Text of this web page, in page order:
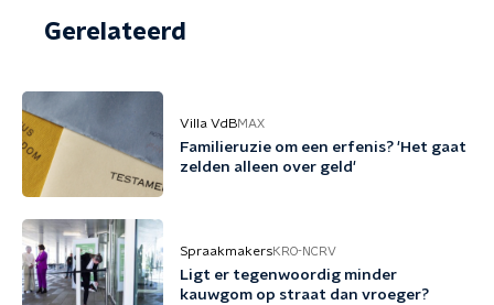
Gerelateerd
Villa VdBMAX
Familieruzie om een erfenis? 'Het gaat
zelden alleen over geld'
SpraakmakersKRO-NCRV
Ligt er tegenwoordig minder
kauwgom op straat dan vroeger?